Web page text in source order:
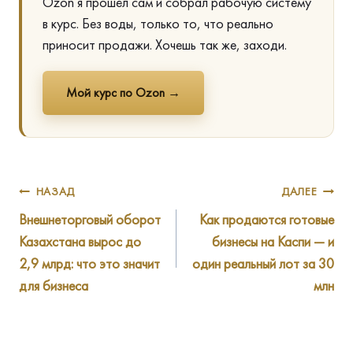
в курс. Без воды, только то, что реально
приносит продажи. Хочешь так же, заходи.
Мой курс по Ozon →
Навигация
по
записям
НАЗАД
Внешнеторговый оборот
Казахстана вырос до
2,9 млрд: что это значит
для бизнеса
ДАЛЕЕ
Как продаются готовые
бизнесы на Каспи — и
один реальный лот за 30
млн